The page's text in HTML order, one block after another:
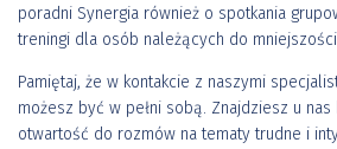
poradni Synergia również o spotkania
treningi dla osób należących do
Pamiętaj, że w kontakcie z naszymi
możesz być w pełni sobą. Znajdziesz u
otwartość do rozmów na tematy trudne i